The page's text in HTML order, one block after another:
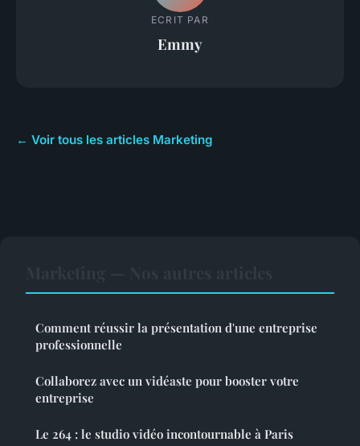
ECRIT PAR
Emmy
← Voir tous les articles Marketing
Comment réussir la présentation d'une entreprise
professionnelle
Collaborez avec un vidéaste pour booster votre
entreprise
Le 264 : le studio vidéo incontournable à Paris